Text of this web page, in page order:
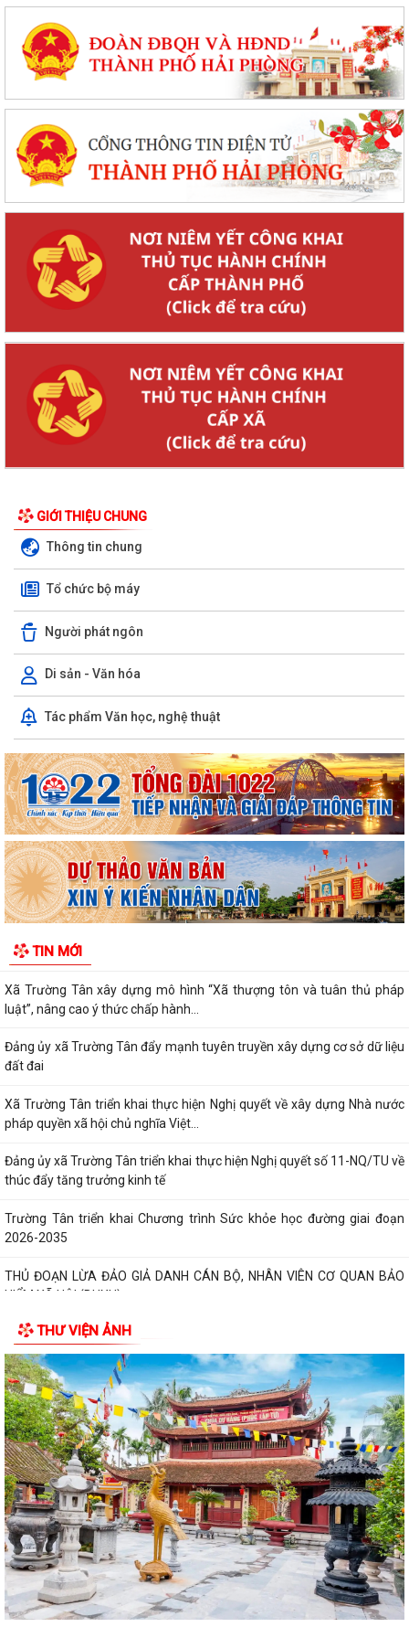
GIỚI THIỆU CHUNG
Thông tin chung
Tổ chức bộ máy
Người phát ngôn
Di sản - Văn hóa
Tác phẩm Văn học, nghệ thuật
TIN MỚI
KHAI MẠC GIẢI BÓNG ĐÁ U10 XÃ TRƯỜNG TÂN HÈ NĂM 2026
Xã Trường Tân triển khai chiến dịch làm sạch dữ liệu y tế và tạo lập Sổ
sức khỏe điện tử trên VNeID
Kỷ niệm 96 năm Ngày truyền thống ngành Tuyên giáo của Đảng
(01/8/1930 - 01/8/2026) Tiếp nối truyền...
PHÁT HUY VAI TRÒ NHÂN DÂN TRONG XÂY DỰNG THÀNH PHỐ
THƯỢNG TÔN PHÁP LUẬT.
liệu dân cư.
Xã Trường Tân xây dựng mô hình “Xã thượng tôn và tuân thủ pháp
luật”, nâng cao ý thức chấp hành...
Đảng ủy xã Trường Tân đẩy mạnh tuyên truyền xây dựng cơ sở dữ liệu
đất đai
Xã Trường Tân triển khai thực hiện Nghị quyết về xây dựng Nhà nước
pháp quyền xã hội chủ nghĩa Việt...
Đảng ủy xã Trường Tân triển khai thực hiện Nghị quyết số 11-NQ/TU về
thúc đẩy tăng trưởng kinh tế
Trường Tân triển khai Chương trình Sức khỏe học đường giai đoạn
2026-2035
THỦ ĐOẠN LỪA ĐẢO GIẢ DANH CÁN BỘ, NHÂN VIÊN CƠ QUAN BẢO
HIỂM XÃ HỘI (BHXH)
Xã Trường Tân tăng cường phân loại chất thải rắn sinh hoạt tại nguồn,
thúc đẩy chuyển đổi xanh
Phát huy sức mạnh toàn xã hội trong kiểm soát mất cân bằng giới tính
khi sinh
Tăng cường quản lý điểm kinh doanh tự phát, bảo đảm an toàn phòng
cháy tại các chợ
Tăng cường quản lý thuốc bảo vệ thực vật, bảo đảm an toàn sản xuất
nông nghiệp
Sở Giáo dục và Đào tạo Hải Phòng yêu cầu tập trung chuẩn bị đầy đủ
các điều kiện cho năm học...
Đảng bộ xã Trường Tân học tập, quán triệt Nghị quyết Hội nghị lần thứ
THƯ VIỆN ẢNH